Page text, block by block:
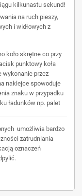
kilkunastu sekund!
na ruch pieszy,
i widłowych z
koło skrętne co przy
punktowy koła
wykonanie przez
naklejce spowoduje
znaku w przypadku
ładunków np. palet
umożliwia bardzo
zatrudniania
oznaczeń